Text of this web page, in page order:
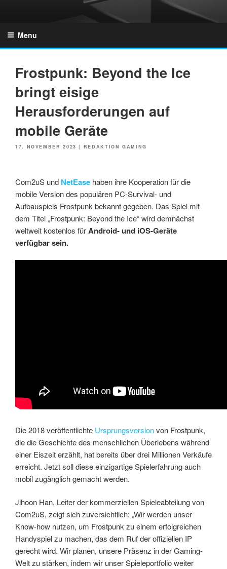
Menu
Frostpunk: Beyond the Ice
bringt eisige
Herausforderungen auf
mobile Geräte
POSTED
17. NOVEMBER 2023 | REDAKTION GAMING
Com2uS und NetEase haben ihre Kooperation für die
mobile Version des populären PC-Survival- und
Aufbauspiels Frostpunk bekannt gegeben. Das Spiel mit
dem Titel „Frostpunk: Beyond the Ice“ wird demnächst
weltweit kostenlos fürAndroid- und iOS-Geräte
verfügbar sein.
Die 2018 veröffentlichte Ursprungsversionvon Frostpunk,
die die Geschichte des menschlichen Überlebens während
einer Eiszeit erzählt, hat bereits über drei Millionen Verkäufe
erreicht. Jetzt soll diese einzigartige Spielerfahrung auch
mobil zugänglich gemacht werden.
Jihoon Han, Leiter der kommerziellen Spieleabteilung von
Com2uS, zeigt sich zuversichtlich: „Wir werden unser
Know-how nutzen, um Frostpunk zu einem erfolgreichen
Handyspiel zu machen, das dem Ruf der offiziellen IP
gerecht wird. Wir planen, unsere Präsenz in der Gaming-
Welt zu stärken, indem wir unser Spieleportfolio weiter